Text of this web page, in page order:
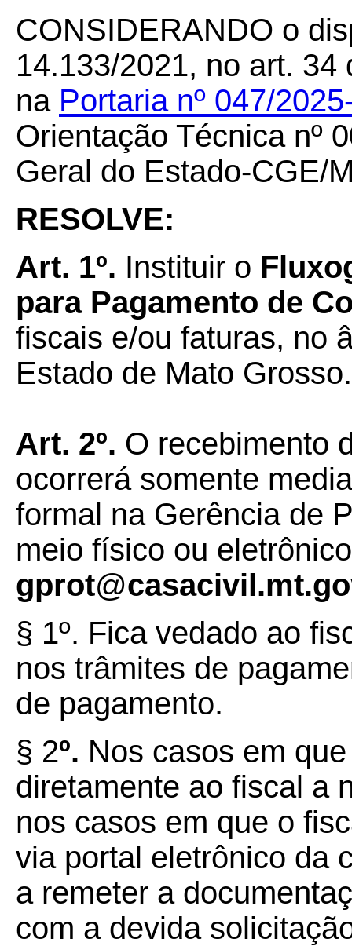
CONSIDERANDO o
14.133/2021, no art. 34
na Portaria nº 047/2025
Orientação Técnica nº
Geral do Estado-CGE/
RESOLVE:
Art. 1º. Instituir o
para Pagamento de
fiscais e/ou faturas, no
Estado de Mato Grosso.
Art. 2º. O recebimento
ocorrerá somente
formal na Gerência de
meio físico ou
gprot@
§ 1º. Fica vedado ao
nos trâmites de
de pagamento.
§ 2º. Nos casos em
diretamente ao fiscal a
nos casos em que o
via portal eletrônico da
a remeter a
com a devida